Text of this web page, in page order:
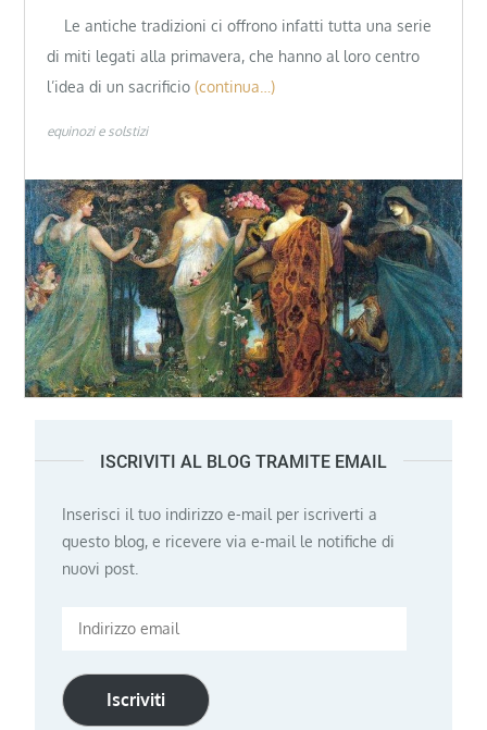
Le antiche tradizioni ci offrono infatti tutta una serie
di miti legati alla primavera, che hanno al loro centro
l’idea di un sacrificio (continua…)
equinozi e solstizi
ISCRIVITI AL BLOG TRAMITE EMAIL
Inserisci il tuo indirizzo e-mail per iscriverti a
questo blog, e ricevere via e-mail le notifiche di
nuovi post.
Indirizzo
Iscriviti